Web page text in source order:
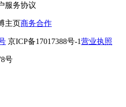
服务协议
主页商务合作
京ICP备17017388号-1营业执照
号